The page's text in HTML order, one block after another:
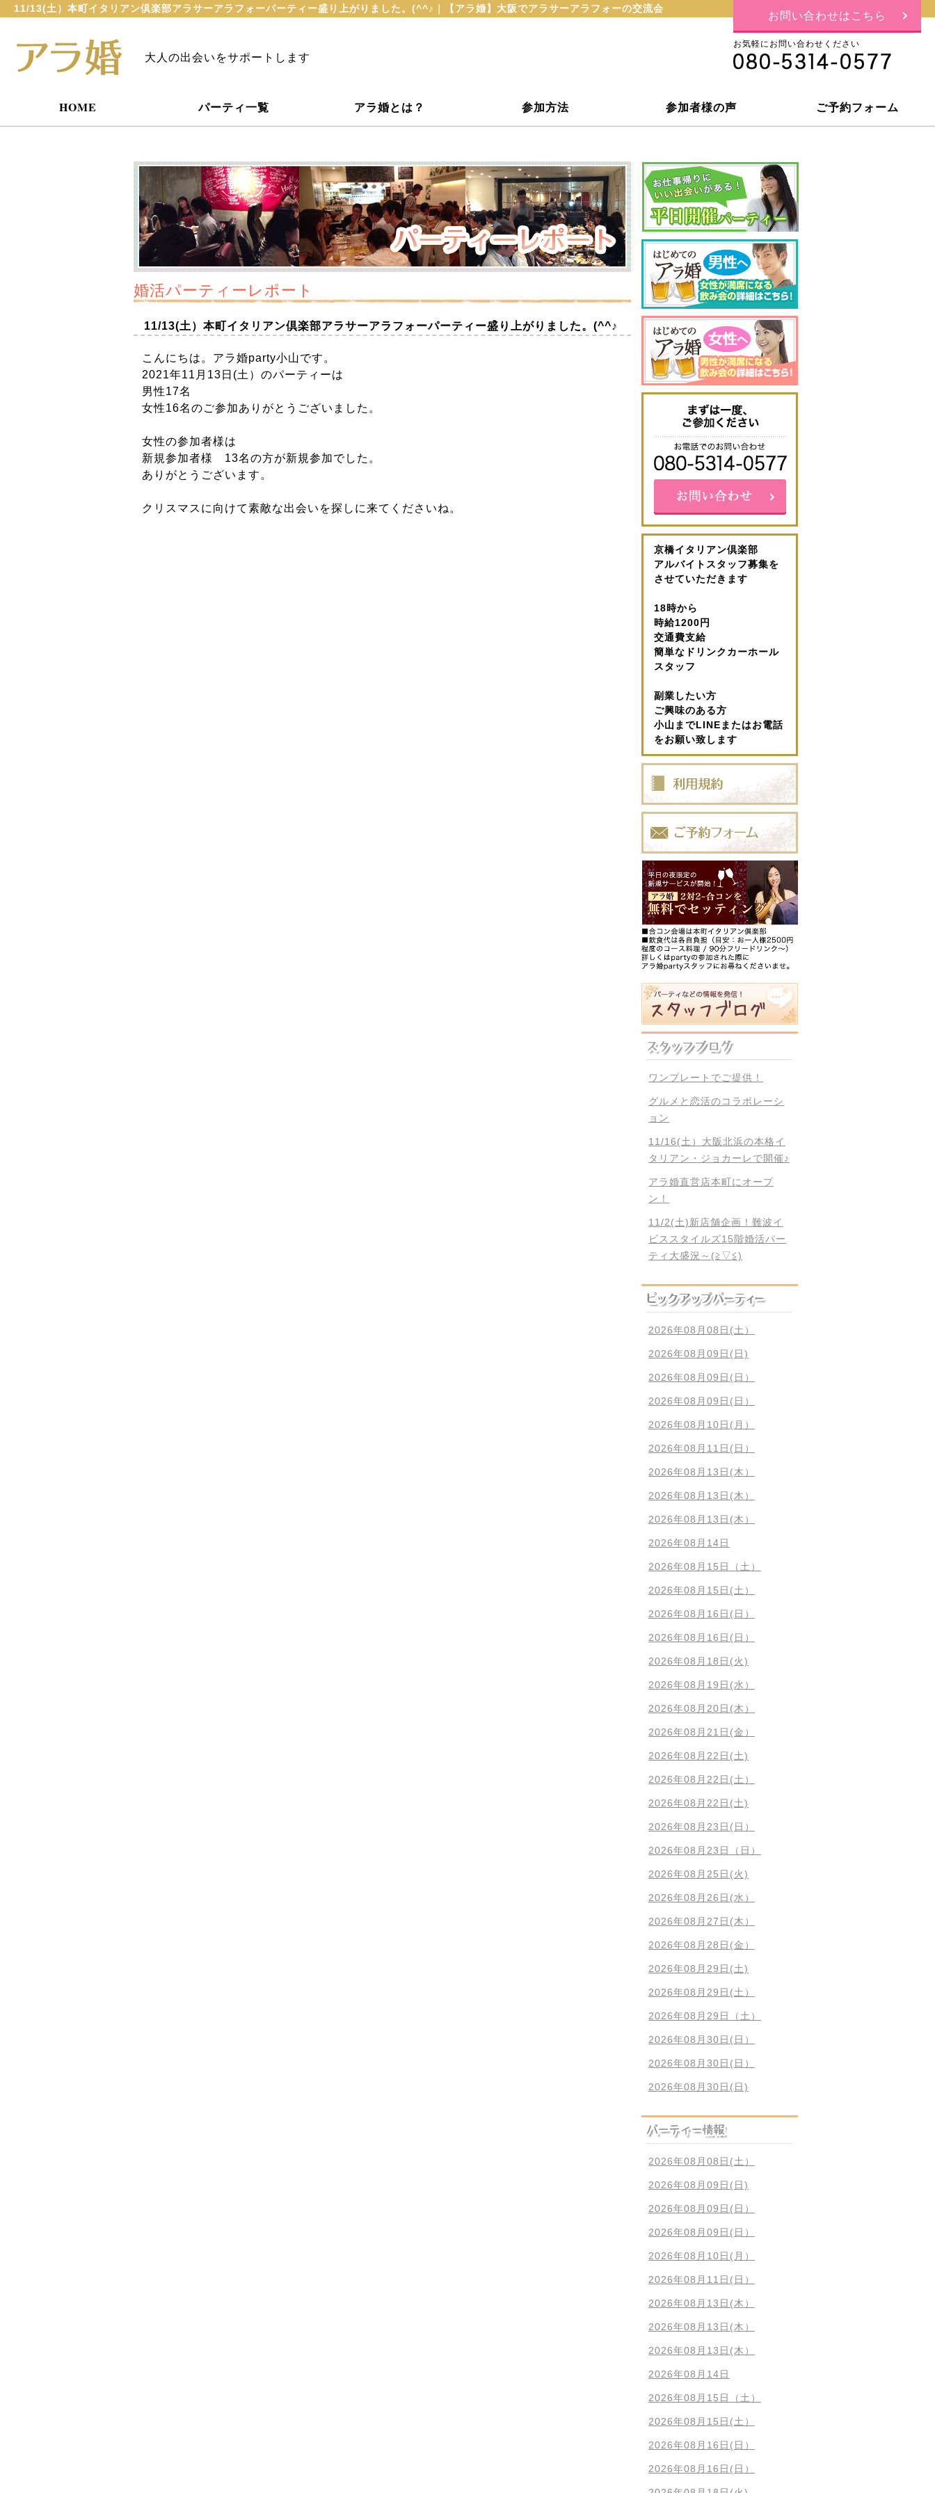
11/13(土）本町イタリアン倶楽部アラサーアラフォーパーティー盛り上がりました。(^^♪｜【アラ婚】大阪でアラサーアラフォーの交流会
大人の出会いをサポートします
お問い合わせはこちら
お気軽にお問い合わせください
HOME パーティ一覧 アラ婚とは？ 参加方法 参加者様の声 ご予約フォーム
婚活パーティーレポート
11/13(土）本町イタリアン倶楽部アラサーアラフォーパーティー盛り上がりました。(^^♪
こんにちは。アラ婚party小山です。
2021年11月13日(土）のパーティーは
男性17名
女性16名のご参加ありがとうございました。
女性の参加者様は
新規参加者様 13名の方が新規参加でした。
ありがとうございます。
クリスマスに向けて素敵な出会いを探しに来てくださいね。
京橋イタリアン倶楽部
アルバイトスタッフ募集を
させていただきます
18時から
時給1200円
交通費支給
簡単なドリンクカーホール
スタッフ
副業したい方
ご興味のある方
小山までLINEまたはお電話
をお願い致します
ワンプレートでご提供！
グルメと恋活のコラボレーシ
ョン
11/16(土）大阪北浜の本格イ
タリアン・ジョカーレで開催♪
アラ婚直営店本町にオープ
ン！
11/2(土)新店舗企画！難波イ
ビススタイルズ15階婚活パー
ティ大盛況～(≧▽≦)
2026年08月08日(土）
2026年08月09日(日)
2026年08月09日(日）
2026年08月09日(日）
2026年08月10日(月）
2026年08月11日(日）
2026年08月13日(木）
2026年08月13日(木）
2026年08月13日(木）
2026年08月14日
2026年08月15日（土）
2026年08月15日(土）
2026年08月16日(日）
2026年08月16日(日）
2026年08月18日(火)
2026年08月19日(水）
2026年08月20日(木）
2026年08月21日(金）
2026年08月22日(土)
2026年08月22日(土）
2026年08月22日(土)
2026年08月23日(日）
2026年08月23日（日）
2026年08月25日(火)
2026年08月26日(水）
2026年08月27日(木）
2026年08月28日(金）
2026年08月29日(土)
2026年08月29日(土）
2026年08月29日（土）
2026年08月30日(日）
2026年08月30日(日）
2026年08月30日(日)
2026年08月08日(土）
2026年08月09日(日)
2026年08月09日(日）
2026年08月09日(日）
2026年08月10日(月）
2026年08月11日(日）
2026年08月13日(木）
2026年08月13日(木）
2026年08月13日(木）
2026年08月14日
2026年08月15日（土）
2026年08月15日(土）
2026年08月16日(日）
2026年08月16日(日）